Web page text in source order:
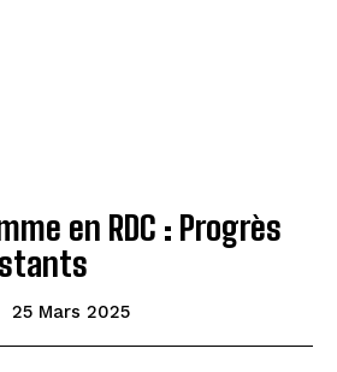
en RDC : Progrès
25 Mars 2025